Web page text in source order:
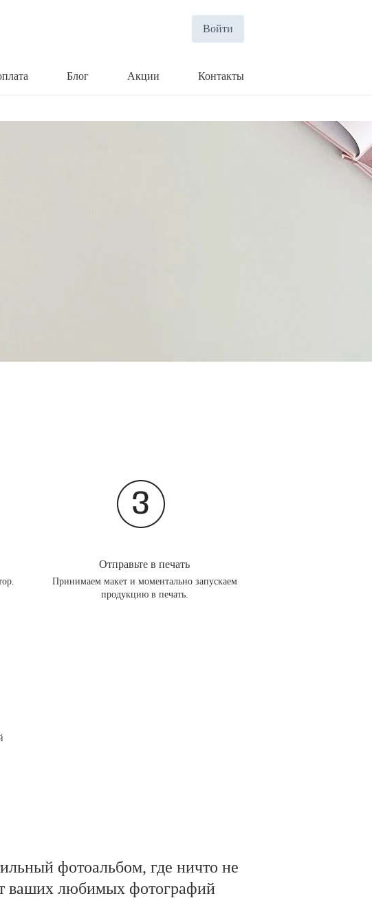
Войти
Блог Акции Контакты
Отправьте в печать
Принимаем макет и моментально запускаем
продукцию в печать.
фотоальбом, где ничто не
ваших любимых фотографий